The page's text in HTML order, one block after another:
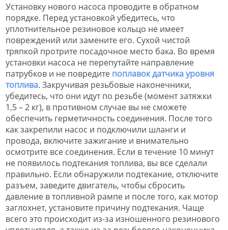
Установку нового насоса проводите в обратном
порядке. Перед установкой убедитесь, что
уплотнительное резиновое кольцо не имеет
повреждений или замените его. Сухой чистой
тряпкой протрите посадочное место бака. Во время
установки насоса не перепутайте направление
патрубков и не повредите поплавок датчика уровня
топлива. Закручивая резьбовые наконечники,
убедитесь, что они идут по резьбе (момент затяжки
1,5 – 2 кг), в противном случае вы не сможете
обеспечить герметичность соединения. После того
как закрепили насос и подключили шланги и
провода, включите зажигание и внимательно
осмотрите все соединения. Если в течение 10 минут
не появилось подтекания топлива, вы все сделали
правильно. Если обнаружили подтекание, отключите
разъем, заведите двигатель, чтобы сбросить
давление в топливной рампе и после того, как мотор
заглохнет, установите причину подтекания. Чаще
всего это происходит из-за изношенного резинового